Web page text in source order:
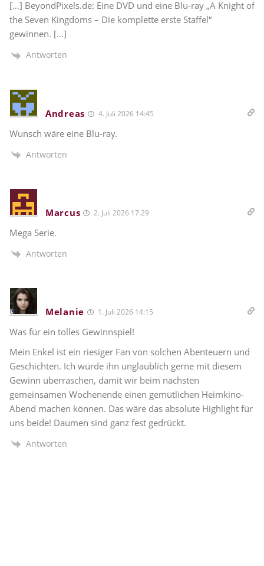
[…] BeyondPixels.de: Eine DVD und eine Blu-ray „A Knight of
the Seven Kingdoms – Die komplette erste Staffel“
gewinnen. […]
Antworten
Andreas 4. Juli 2026 14:45
Wunsch wäre eine Blu-ray.
Antworten
Marcus 2. Juli 2026 17:29
Mega Serie.
Antworten
Melanie 1. Juli 2026 14:15
Was für ein tolles Gewinnspiel!
Mein Enkel ist ein riesiger Fan von solchen Abenteuern und
Geschichten. Ich würde ihn unglaublich gerne mit diesem
Gewinn überraschen, damit wir beim nächsten
gemeinsamen Wochenende einen gemütlichen Heimkino-
Abend machen können. Das wäre das absolute Highlight für
uns beide! Daumen sind ganz fest gedrückt.
Antworten